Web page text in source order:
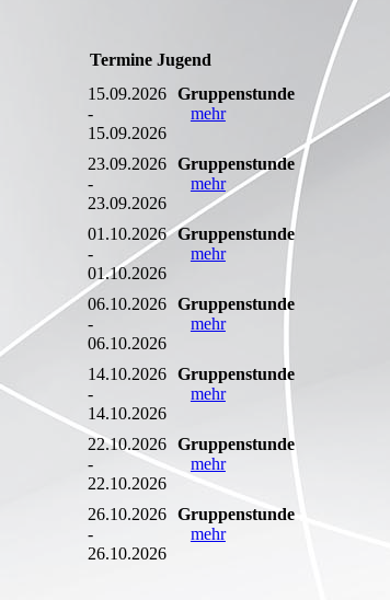
Termine Jugend
15.09.2026
-
15.09.2026
Gruppenstunde
mehr
23.09.2026
-
23.09.2026
Gruppenstunde
mehr
01.10.2026
-
01.10.2026
Gruppenstunde
mehr
06.10.2026
-
06.10.2026
Gruppenstunde
mehr
14.10.2026
-
14.10.2026
Gruppenstunde
mehr
22.10.2026
-
22.10.2026
Gruppenstunde
mehr
26.10.2026
-
26.10.2026
Gruppenstunde
mehr